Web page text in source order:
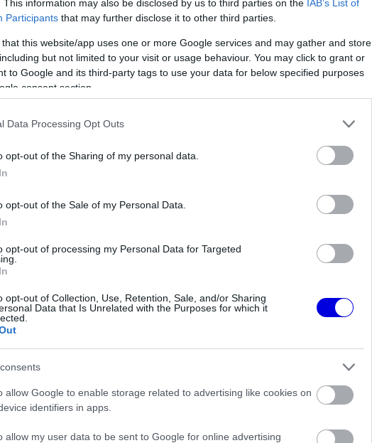
This information may also be disclosed by us to third parties on the IAB’s List of
Participants that may further disclose it to other third parties.
that this website/app uses one or more Google services and may gather and store
but not limited to your visit or usage behaviour. You may click to grant or
to Google and its third-party tags to use your data for below specified purposes
consent section.
Data Processing Opt Outs
opt-out of the Sharing of my personal data.
opt-out of the Sale of my Personal Data.
opt-out of processing my Personal Data for Targeted
opt-out of Collection, Use, Retention, Sale, and/or Sharing
Data that Is Unrelated with the Purposes for which it
allow Google to enable storage related to advertising like cookies on
identifiers in apps.
allow my user data to be sent to Google for online advertising
volánja mögött bizonyíthat a Comtoyou
és Mari Boya csapattársaként.
kér Alonso
a
Ezt a hibát még Fred Vasseur
versenyzés világa, ugyanis 2016-ban és
prototípusokkal, most viszont a
18 fős Pro kategóriájában kell helytállnia.
Verstappennel